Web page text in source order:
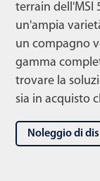
terrain dell'MSI
un'ampia
un compagno
gamma
trovare la
sia in acquisto
Noleggio di